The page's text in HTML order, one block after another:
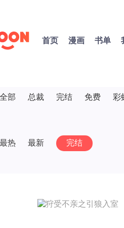
首页 漫画 书单
全部 总裁 完结 免费 彩
最热 最新 完结